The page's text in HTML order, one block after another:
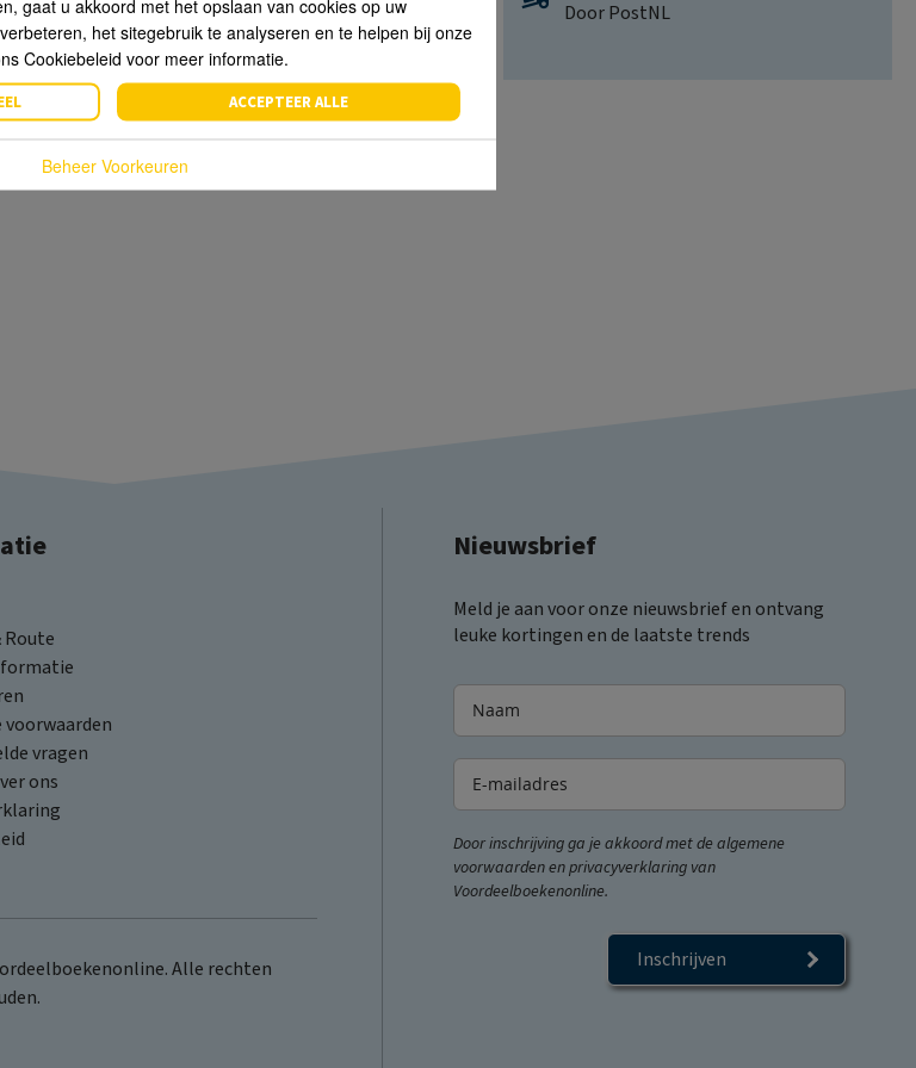
Door PostNL
vragen
ons
Alle rechten
Nieuwsbrief
Meld je aan voor onze nieuwsbrief en ontvang
leuke kortingen en de laatste trends
Door inschrijving ga je akkoord met de algemene
voorwaarden en privacyverklaring van
Voordeelboekenonline.
Inschrijven
gaat u akkoord met het opslaan van cookies op uw
het sitegebruik te analyseren en te helpen bij onze
Cookiebeleid voor meer informatie.
ACCEPTEER ALLE
Beheer Voorkeuren